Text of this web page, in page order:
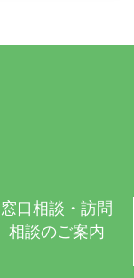
窓口相談・訪問
相談のご案内